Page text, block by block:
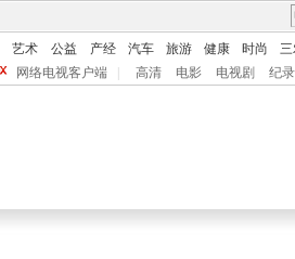
艺术 公益 产经 汽车 旅游 健康 时尚 三
网络电视客户端 高清 电影 电视剧 纪